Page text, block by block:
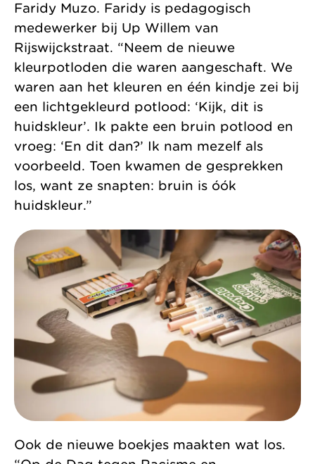
Faridy Muzo. Faridy is pedagogisch
medewerker bij Up Willem van
Rijswijckstraat. “Neem de nieuwe
kleurpotloden die waren aangeschaft. We
waren aan het kleuren en één kindje zei bij
een lichtgekleurd potlood: ‘Kijk, dit is
huidskleur’. Ik pakte een bruin potlood en
vroeg: ‘En dit dan?’ Ik nam mezelf als
voorbeeld. Toen kwamen de gesprekken
los, want ze snapten: bruin is óók
huidskleur.”
Ook de nieuwe boekjes maakten wat los.